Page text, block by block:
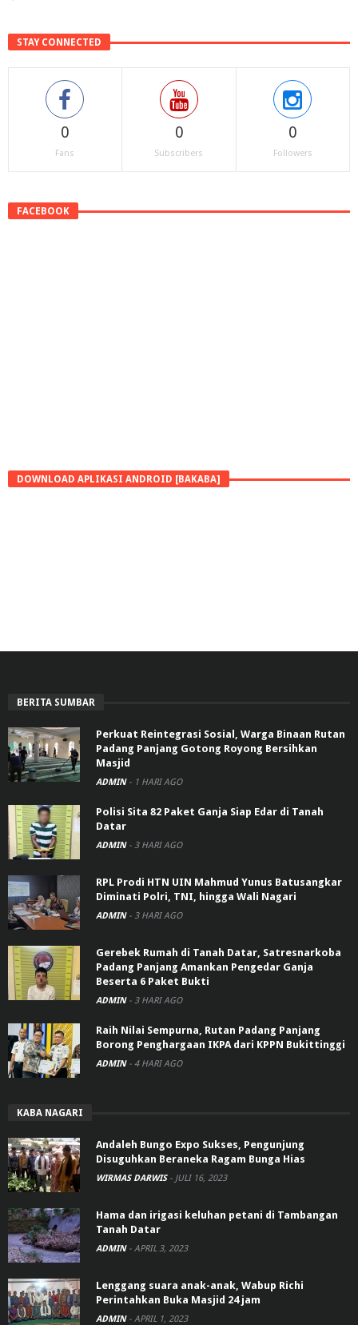
STAY CONNECTED
0
Fans
0
Subscribers
0
Followers
FACEBOOK
DOWNLOAD APLIKASI ANDROID [BAKABA]
BERITA SUMBAR
Perkuat Reintegrasi Sosial, Warga Binaan Rutan
Padang Panjang Gotong Royong Bersihkan
Masjid
ADMIN - 1 HARI AGO
Polisi Sita 82 Paket Ganja Siap Edar di Tanah
Datar
ADMIN - 3 HARI AGO
RPL Prodi HTN UIN Mahmud Yunus Batusangkar
Diminati Polri, TNI, hingga Wali Nagari
ADMIN - 3 HARI AGO
Gerebek Rumah di Tanah Datar, Satresnarkoba
Padang Panjang Amankan Pengedar Ganja
Beserta 6 Paket Bukti
ADMIN - 3 HARI AGO
Raih Nilai Sempurna, Rutan Padang Panjang
Borong Penghargaan IKPA dari KPPN Bukittinggi
ADMIN - 4 HARI AGO
KABA NAGARI
Andaleh Bungo Expo Sukses, Pengunjung
Disuguhkan Beraneka Ragam Bunga Hias
WIRMAS DARWIS - JULI 16, 2023
Hama dan irigasi keluhan petani di Tambangan
Tanah Datar
ADMIN - APRIL 3, 2023
Lenggang suara anak-anak, Wabup Richi
Perintahkan Buka Masjid 24 jam
ADMIN - APRIL 1, 2023